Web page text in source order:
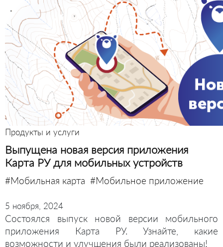
Продукты и услуги
Выпущена новая версия приложения
Карта РУ для мобильных устройств
#Мобильная карта #Мобильное приложение
5 ноября, 2024
Состоялся выпуск новой версии мобильного
приложения Карта РУ. Узнайте, какие
возможности и улучшения были реализованы!